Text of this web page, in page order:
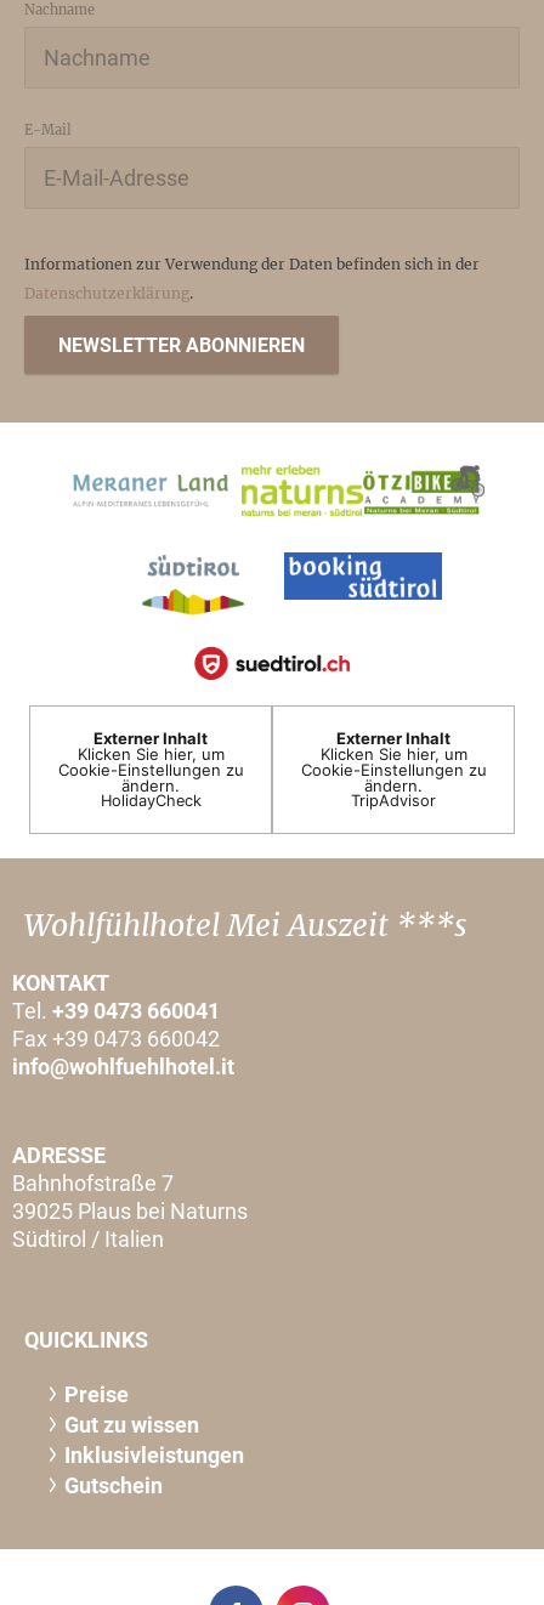
Nachname
E-Mail
Informationen zur Verwendung der Daten befinden sich in der
Datenschutzerklärung.
NEWSLETTER ABONNIEREN
Externer Inhalt
Klicken Sie hier, um
Cookie-Einstellungen zu
ändern.
HolidayCheck
Externer Inhalt
Klicken Sie hier, um
Cookie-Einstellungen zu
ändern.
TripAdvisor
Wohlfühlhotel Mei Auszeit ***s
KONTAKT
Tel. +39 0473 660041
Fax +39 0473 660042
info@wohlfuehlhotel.it
ADRESSE
Bahnhofstraße 7
39025 Plaus bei Naturns
Südtirol / Italien
QUICKLINKS
Preise
Gut zu wissen
Inklusivleistungen
Gutschein